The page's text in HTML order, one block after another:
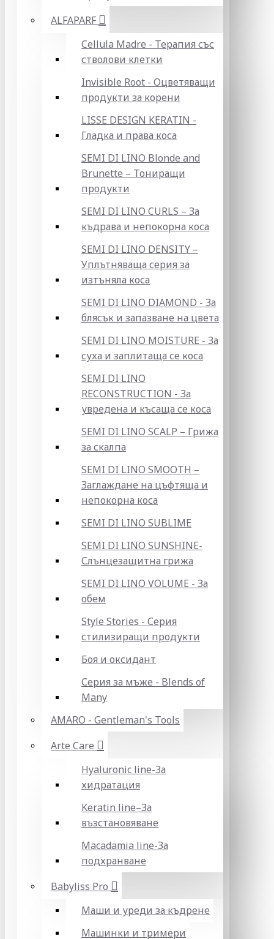
ALFAPARF
Cellula Madre - Терапия със
стволови клетки
Invisible Root - Оцветяващи
продукти за корени
LISSE DESIGN KERATIN -
Гладка и права коса
SEMI DI LINO Blonde and
Brunette – Тониращи
продукти
SEMI DI LINO CURLS – За
къдрава и непокорна коса
SEMI DI LINO DENSITY –
Уплътняваща серия за
изтъняла коса
SEMI DI LINO DIAMOND - За
блясък и запазване на цвета
SEMI DI LINO MOISTURE - За
суха и заплитаща се коса
SEMI DI LINO
RECONSTRUCTION - За
увредена и късаща се коса
SEMI DI LINO SCALP – Грижа
за скалпа
SEMI DI LINO SMOOTH –
Заглаждане на цъфтяща и
непокорна коса
SEMI DI LINO SUBLIME
SEMI DI LINO SUNSHINE-
Слънцезащитна грижа
SEMI DI LINO VOLUME - За
обем
Style Stories - Серия
стилизиращи продукти
Боя и оксидант
Серия за мъже - Blends of
Many
AMARO - Gentleman's Tools
Arte Care
Hyaluronic line-За
хидратация
Keratin line–За
възстановяване
Macadamia line-За
подхранване
Babyliss Pro
Маши и уреди за къдрене
Машинки и тримери